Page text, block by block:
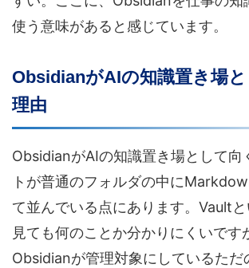
使う意味があると感じています。
ObsidianがAIの知識置き場と
理由
ObsidianがAIの知識置き場として向
トが普通のフォルダの中に
て並んでいる点にあります。Vault
見ても何のことか分かりにくいです
Obsidianが管理対象にしているただ